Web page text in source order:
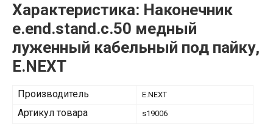
Характеристика: Наконечник
e.end.stand.c.50 медный
луженный кабельный под пайку,
E.NEXT
Производитель E.NEXT
Артикул товара s19006